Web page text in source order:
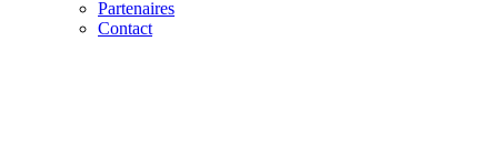
Partenaires
Contact